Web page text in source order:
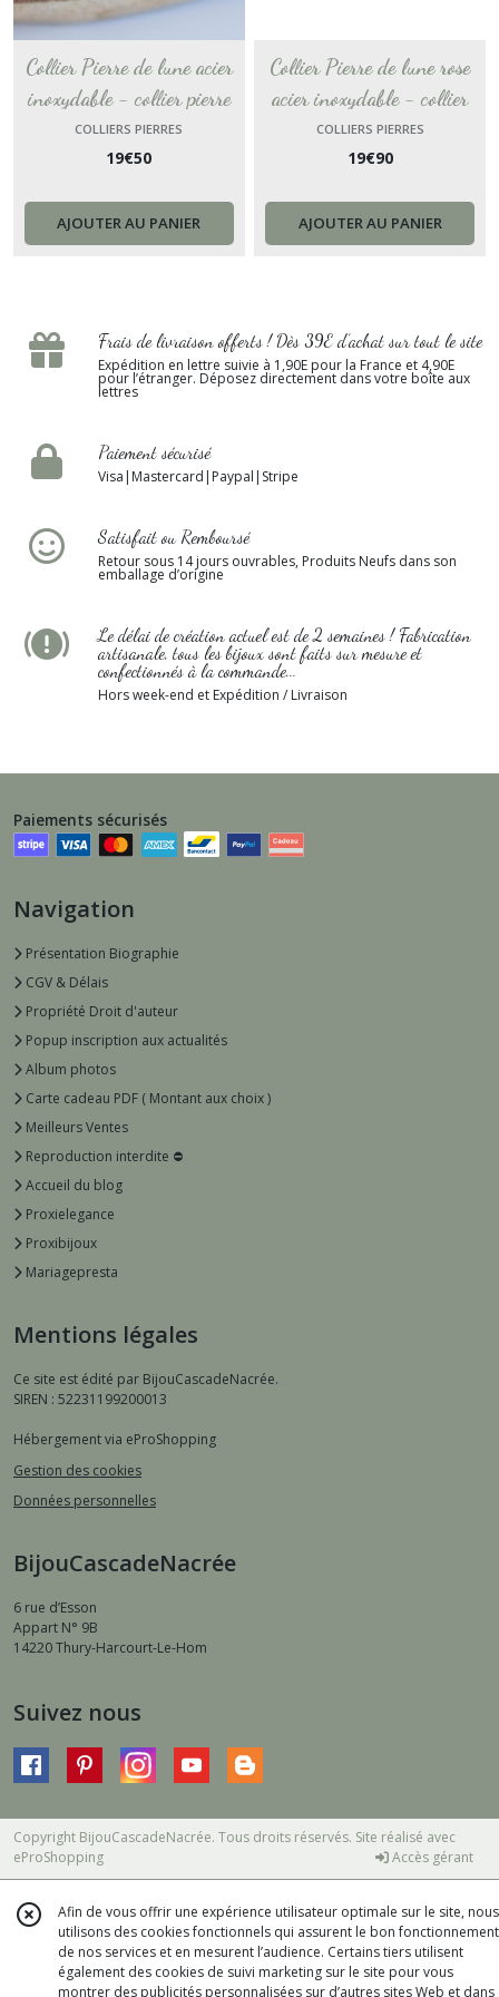
Collier Pierre de lune acier
inoxydable - collier pierre
naturelle collier doré or
chaine satellite perlée fait
COLLIERS PIERRES
19€50
AJOUTER AU PANIER
Collier Pierre de lune rose
acier inoxydable - collier
pierre naturelle collier argent
chaine satellite perlée fait
COLLIERS PIERRES
19€90
AJOUTER AU PANIER
Frais de livraison offerts ! Dès 39E d’achat sur tout le site
Expédition en lettre suivie à 1,90E pour la France et 4,90E
pour l’étranger. Déposez directement dans votre boîte aux
lettres
Paiement sécurisé
Visa|Mastercard|Paypal|Stripe
Satisfait ou Remboursé
Retour sous 14 jours ouvrables, Produits Neufs dans son
emballage d’origine
Le délai de création actuel est de 2 semaines ! Fabrication
artisanale, tous les bijoux sont faits sur mesure et
confectionnés à la commande...
Hors week-end et Expédition / Livraison
Paiements sécurisés
Navigation
Présentation Biographie
CGV & Délais
Propriété Droit d'auteur
Popup inscription aux actualités
Album photos
Carte cadeau PDF ( Montant aux choix )
Meilleurs Ventes
Reproduction interdite ⛔️
Accueil du blog
Proxielegance
Proxibijoux
Mariagepresta
Mentions légales
Ce site est édité par BijouCascadeNacrée.
SIREN : 52231199200013
Hébergement via eProShopping
Gestion des cookies
Données personnelles
BijouCascadeNacrée
6 rue d’Esson
Appart N° 9B
14220Thury-Harcourt-Le-Hom
Suivez nous
Copyright BijouCascadeNacrée. Tous droits réservés. Site réalisé avec
eProShopping
Accès gérant
Afin de vous offrir une expérience utilisateur optimale sur le site, nous
utilisons des cookies fonctionnels qui assurent le bon fonctionnement
de nos services et en mesurent l’audience. Certains tiers utilisent
également des cookies de suivi marketing sur le site pour vous
montrer des publicités personnalisées sur d’autres sites Web et dans